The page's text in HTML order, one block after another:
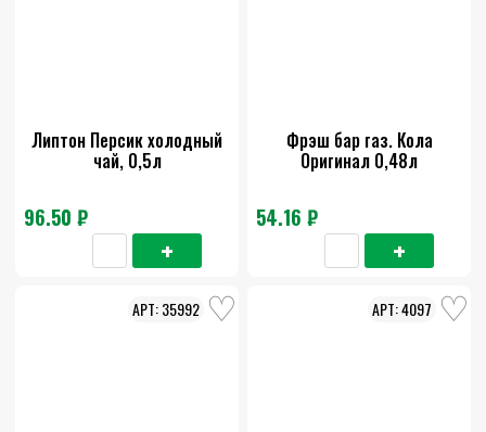
Липтон Персик холодный
чай, 0,5л
96.50 ₽
Фрэш бар газ. Кола
Оригинал 0,48л
54.16 ₽
35992 4097